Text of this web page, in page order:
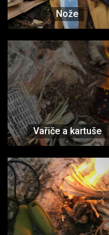
Nože
Vařiče a kartuše